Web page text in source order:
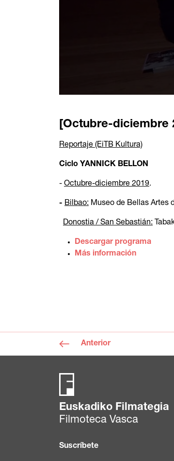
[Octubre-diciembre
Reportaje (EiTB Kultura)
Ciclo YANNICK BELLON
- Octubre-diciembre 2019.
- Bilbao: Museo de Bellas Artes
Donostia / San Sebastián:
Descargar programa
Más información
Anterior
Euskadiko Filmategia
Filmoteca Vasca
Suscríbete